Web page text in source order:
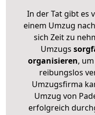
In der Tat gibt es
einem Umzug
sich Zeit zu
Umzugs
organisieren,
reibungslos
Umzugsfirma
Umzug von
erfolgreich